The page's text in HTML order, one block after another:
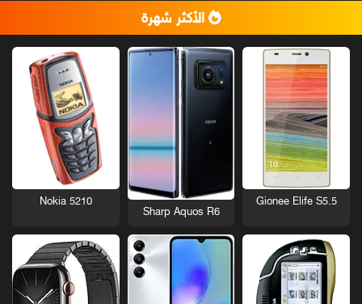
الأكثر شهرة
Gionee Elife S5.5
Sharp Aquos R6
Nokia 5210